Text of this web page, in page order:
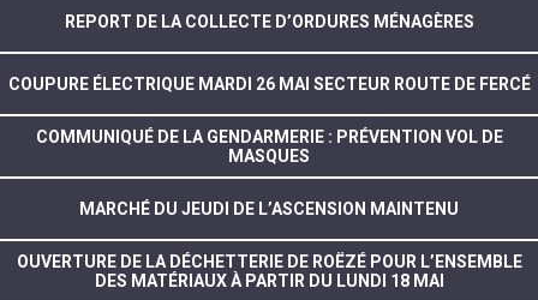
REPORT DE LA COLLECTE D’ORDURES MÉNAGÈRES
COUPURE ÉLECTRIQUE MARDI 26 MAI SECTEUR ROUTE DE FERCÉ
COMMUNIQUÉ DE LA GENDARMERIE : PRÉVENTION VOL DE
MASQUES
MARCHÉ DU JEUDI DE L’ASCENSION MAINTENU
OUVERTURE DE LA DÉCHETTERIE DE ROËZÉ POUR L’ENSEMBLE
DES MATÉRIAUX À PARTIR DU LUNDI 18 MAI